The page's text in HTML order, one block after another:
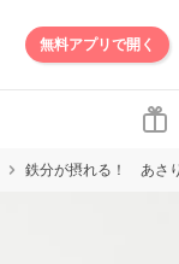
無料アプリで開く
鉄分が摂れる！ あさ